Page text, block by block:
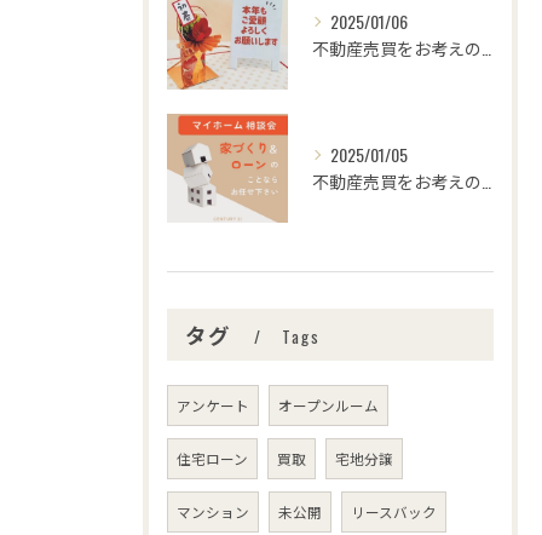
2025/01/06
2025/01/05
タグ Tags
アンケート オープンルーム
住宅ローン 買取 宅地分譲
マンション 未公開 リースバック